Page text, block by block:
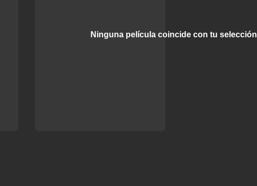
Ninguna película coincide con tu selección